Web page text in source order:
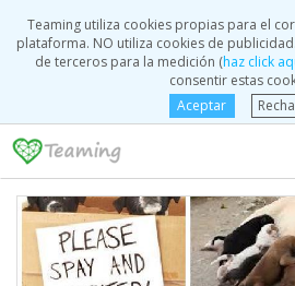
Teaming utiliza cookies propias para el
plataforma. NO utiliza cookies de
de terceros para la medición (haz click
consentir estas
Aceptar